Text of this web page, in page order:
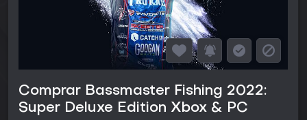
Comprar Bassmaster Fishing 2022:
Super Deluxe Edition Xbox & PC